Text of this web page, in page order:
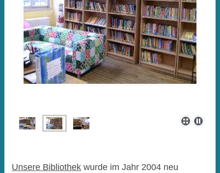
Unsere Bibliothekwurde im Jahr 2004 neu